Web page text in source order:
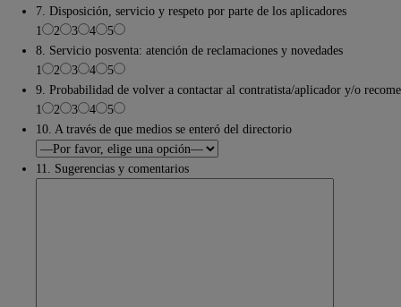
7. Disposición, servicio y respeto por parte de los aplicadores
1
2 3 4
5
8. Servicio posventa: atención de reclamaciones y novedades
1
2 3 4
5
9. Probabilidad de volver a contactar al contratista/aplicador y/o
1
2 3 4
5
10. A través de que medios se enteró del directorio
11. Sugerencias y comentarios